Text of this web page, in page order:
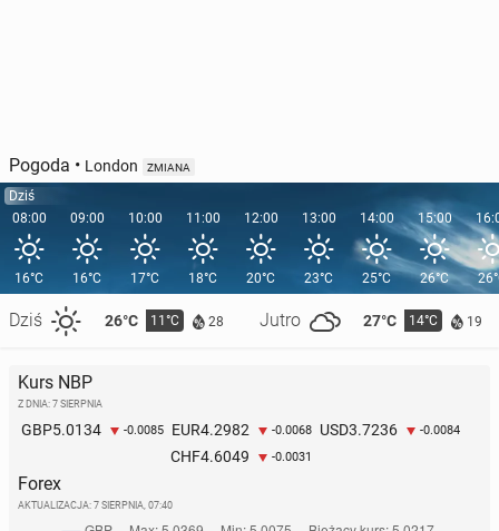
Pogoda • London ZMIANA
Dziś
08:00
16°C
Dziś 26°C 11°C 28 Jutro 27°C 14°C 19
09:00
16°C
10:00
17°C
11:00
18°C
12:00
20°C
13:00
23°C
14:00
25°C
15:00
26°C
Kurs NBP
Z DNIA: 7 SIERPNIA
GBP5.0134 -0.0085 EUR4.2982 -0.0068 USD3.7236 -0.0084
CHF4.6049 -0.0031
Forex
AKTUALIZACJA: 7 SIERPNIA, 07:40